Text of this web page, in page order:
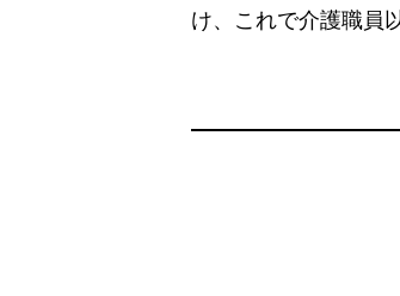
け、これで介護職員